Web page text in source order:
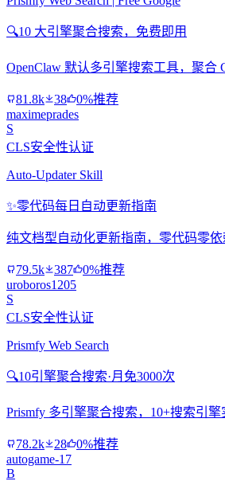
🔍10 大引擎聚合搜索，免费即用
OpenClaw 默认多引擎搜索工具，聚合
81.8k 38
0%推荐
maximeprades
S
CLS安全性认证
Auto-Updater Skill
✨零代码每日自动更新指南
纯文档型自动化更新指南，零代码零依
79.5k 387
0%推荐
uroboros1205
S
CLS安全性认证
Prismfy Web Search
🔍10引擎聚合搜索·月免3000次
Prismfy 多引擎聚合搜索，10+搜索引
78.2k 28
0%推荐
autogame-17
B